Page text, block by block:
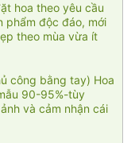
hoa theo yêu cầu
phẩm độc đáo, mới
theo mùa vừa ít
công bằng tay) Hoa
90-95%-tùy
và cảm nhận cái